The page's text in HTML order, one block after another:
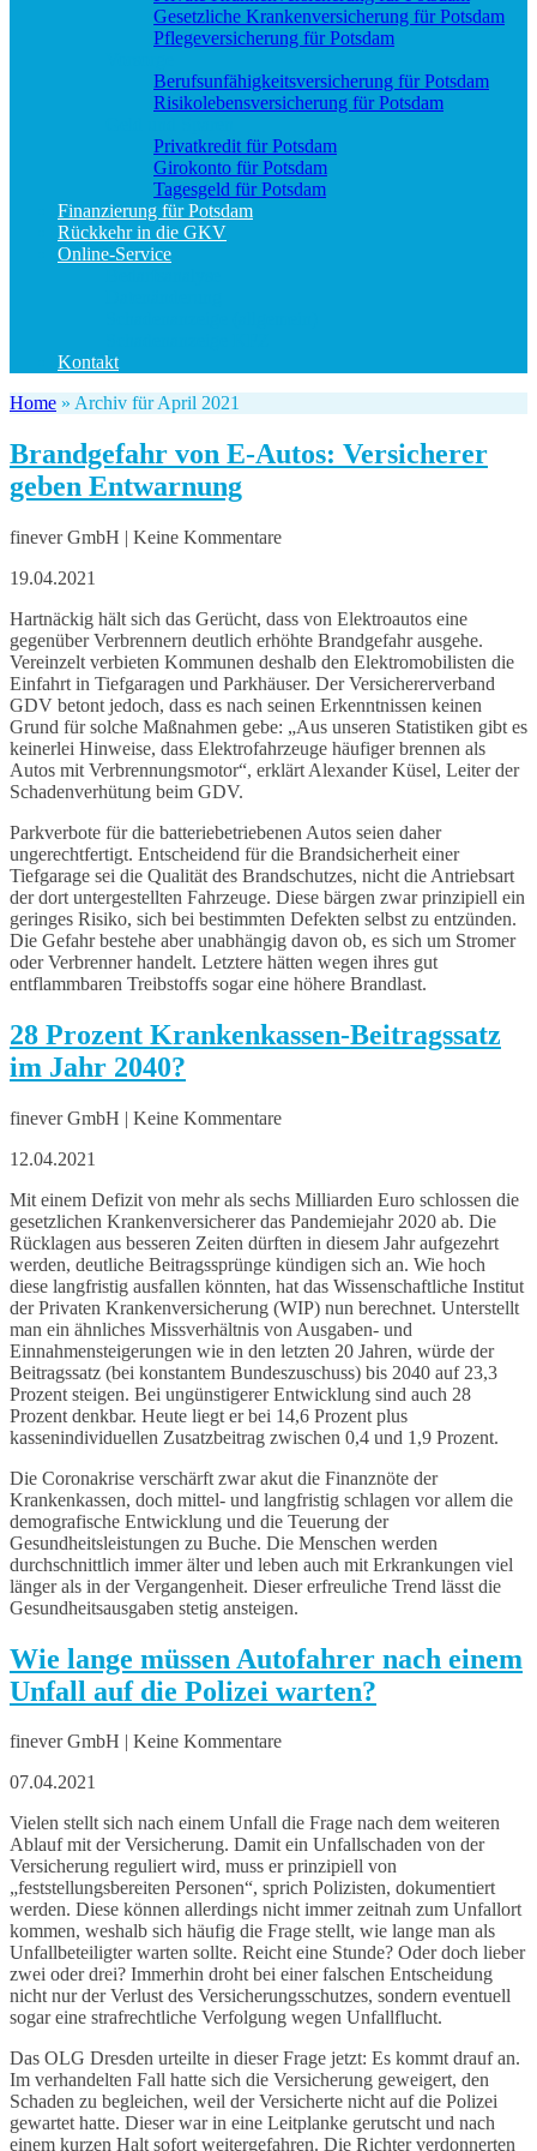
Gesetzliche Krankenversicherung für Potsdam
Pflegeversicherung für Potsdam
Berufs­unfähigkeitsversicherung für Potsdam
Risikolebensversicherung für Potsdam
Privatkredit für Potsdam
Girokonto für Potsdam
Tagesgeld für Potsdam
Finanzierung für Potsdam
Rückkehr in die GKV
Online-Service
Kontakt
Home » Archiv für April 2021
Brandgefahr von E-Autos: Versicherer
geben Entwarnung
finever GmbH | Keine Kommentare
19.04.2021
Hartnäckig hält sich das Gerücht, dass von Elektroautos eine
gegenüber Verbrennern deutlich erhöhte Brandgefahr ausgehe.
Vereinzelt verbieten Kommunen deshalb den Elektromobilisten die
Einfahrt in Tiefgaragen und Parkhäuser. Der Versichererverband
GDV betont jedoch, dass es nach seinen Erkenntnissen keinen
Grund für solche Maßnahmen gebe: „Aus unseren Statistiken gibt es
keinerlei Hinweise, dass Elektrofahrzeuge häufiger brennen als
Autos mit Verbrennungsmotor“, erklärt Alexander Küsel, Leiter der
Schadenverhütung beim GDV.
Parkverbote für die batteriebetriebenen Autos seien daher
ungerechtfertigt. Entscheidend für die Brandsicherheit einer
Tiefgarage sei die Qualität des Brandschutzes, nicht die Antriebsart
der dort untergestellten Fahrzeuge. Diese bärgen zwar prinzipiell ein
geringes Risiko, sich bei bestimmten Defekten selbst zu entzünden.
Die Gefahr bestehe aber unabhängig davon ob, es sich um Stromer
oder Verbrenner handelt. Letztere hätten wegen ihres gut
entflammbaren Treibstoffs sogar eine höhere Brandlast.
28 Prozent Krankenkassen-Beitragssatz
im Jahr 2040?
finever GmbH | Keine Kommentare
12.04.2021
Mit einem Defizit von mehr als sechs Milliarden Euro schlossen die
gesetzlichen Krankenversicherer das Pandemiejahr 2020 ab. Die
Rücklagen aus besseren Zeiten dürften in diesem Jahr aufgezehrt
werden, deutliche Beitragssprünge kündigen sich an. Wie hoch
diese langfristig ausfallen könnten, hat das Wissenschaftliche Institut
der Privaten Krankenversicherung (WIP) nun berechnet. Unterstellt
man ein ähnliches Missverhältnis von Ausgaben- und
Einnahmensteigerungen wie in den letzten 20 Jahren, würde der
Beitragssatz (bei konstantem Bundeszuschuss) bis 2040 auf 23,3
Prozent steigen. Bei ungünstigerer Entwicklung sind auch 28
Prozent denkbar. Heute liegt er bei 14,6 Prozent plus
kassenindividuellen Zusatzbeitrag zwischen 0,4 und 1,9 Prozent.
Die Coronakrise verschärft zwar akut die Finanznöte der
Krankenkassen, doch mittel- und langfristig schlagen vor allem die
demografische Entwicklung und die Teuerung der
Gesundheitsleistungen zu Buche. Die Menschen werden
durchschnittlich immer älter und leben auch mit Erkrankungen viel
länger als in der Vergangenheit. Dieser erfreuliche Trend lässt die
Gesundheitsausgaben stetig ansteigen.
Wie lange müssen Autofahrer nach einem
Unfall auf die Polizei warten?
finever GmbH | Keine Kommentare
07.04.2021
Vielen stellt sich nach einem Unfall die Frage nach dem weiteren
Ablauf mit der Versicherung. Damit ein Unfallschaden von der
Versicherung reguliert wird, muss er prinzipiell von
„feststellungsbereiten Personen“, sprich Polizisten, dokumentiert
werden. Diese können allerdings nicht immer zeitnah zum Unfallort
kommen, weshalb sich häufig die Frage stellt, wie lange man als
Unfallbeteiligter warten sollte. Reicht eine Stunde? Oder doch lieber
zwei oder drei? Immerhin droht bei einer falschen Entscheidung
nicht nur der Verlust des Versicherungsschutzes, sondern eventuell
sogar eine strafrechtliche Verfolgung wegen Unfallflucht.
Das OLG Dresden urteilte in dieser Frage jetzt: Es kommt drauf an.
Im verhandelten Fall hatte sich die Versicherung geweigert, den
Schaden zu begleichen, weil der Versicherte nicht auf die Polizei
gewartet hatte. Dieser war in eine Leitplanke gerutscht und nach
einem kurzen Halt sofort weitergefahren. Die Richter verdonnerten